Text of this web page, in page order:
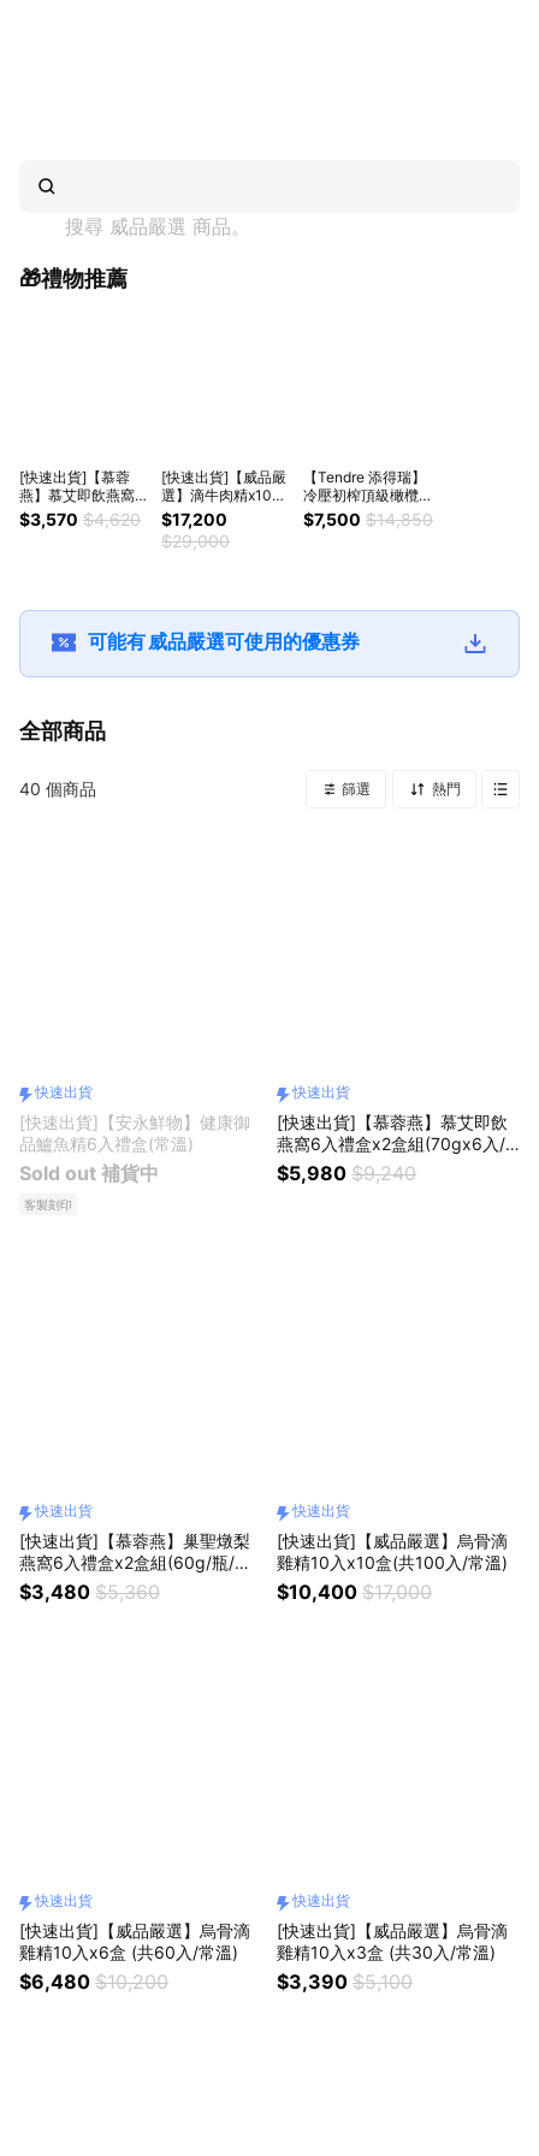
搜尋 威品嚴選 商品。
🎁禮物推薦
[快速出貨]【慕蓉
燕】慕艾即飲燕窩禮
盒/高含量金絲燕窩
(70gx6入/禮盒)
$3,570 $4,620
[快速出貨]【威品嚴
選】滴牛肉精x100
入 裸包(常溫)
$17,200
$29,000
【Tendre 添得瑞】
冷壓初榨頂級橄欖
油-250mlx15入(箱
購/酸價最低0.15/生
$7,500 $14,850
可能有威品嚴選可使用的優惠券
全部商品
40 個商品 篩選 熱門
快速出貨
[快速出貨]【安永鮮物】健康御
品鱸魚精6入禮盒(常溫)
Sold out 補貨中
客製刻印
快速出貨
[快速出貨]【慕蓉燕】慕艾即飲
燕窩6入禮盒x2盒組(70gx6入/
盒/高含量金絲燕窩/送禮首選)
$5,980 $9,240
快速出貨
[快速出貨]【慕蓉燕】巢聖燉梨
燕窩6入禮盒x2盒組(60g/瓶/禮
盒/附提袋)
$3,480 $5,360
快速出貨
[快速出貨]【威品嚴選】烏骨滴
雞精10入x10盒(共100入/常溫)
$10,400 $17,000
快速出貨
[快速出貨]【威品嚴選】烏骨滴
雞精10入x6盒 (共60入/常溫)
$6,480 $10,200
快速出貨
[快速出貨]【威品嚴選】烏骨滴
雞精10入x3盒 (共30入/常溫)
$3,390 $5,100